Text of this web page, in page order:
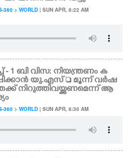
360 > WORLD | SUN APR, 8:22 AM
- 1 ബി വിസ: നിയന്ത്രണം ക
യു.എസ്  മൂന്ന് വർഷ
നിറുത്തിവയ്ക്കണമെന്ന് ആ
360 > WORLD | SUN APR, 8:30 AM